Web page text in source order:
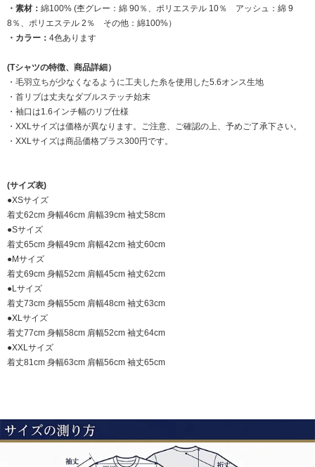
・素材： 綿100% (杢グレー：綿 90％、ポリエステル 10％ アッシュ：綿 9
8％、ポリエステル 2％ その他：綿100%）
・カラー： 4色あります
(Tシャツの特徴、商品詳細）
・毛羽立ちが少なくなるように工夫した糸を使用した5.6オンス生地
・首リブは丈夫なダブルステッチ始末
・袖口は1.6インチ幅のリブ仕様
・XXLサイズは価格が異なります。ご注意、ご確認の上、予めご了承下さい。
・XXLサイズは商品価格プラス300円です。
(サイズ表)
●XSサイズ
着丈62cm 身幅46cm 肩幅39cm 袖丈58cm
●Sサイズ
着丈65cm 身幅49cm 肩幅42cm 袖丈60cm
●Mサイズ
着丈69cm 身幅52cm 肩幅45cm 袖丈62cm
●Lサイズ
着丈73cm 身幅55cm 肩幅48cm 袖丈63cm
●XLサイズ
着丈77cm 身幅58cm 肩幅52cm 袖丈64cm
●XXLサイズ
着丈81cm 身幅63cm 肩幅56cm 袖丈65cm